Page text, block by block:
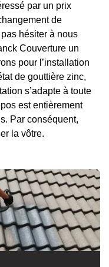
par un prix
de
hésiter à nous
Couverture un
pour l’installation
de gouttière zinc,
s’adapte à toute
est entièrement
Par conséquent,
la vôtre.